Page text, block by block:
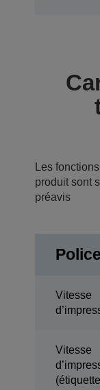
Les
produit sont
préavis
Vitesse
Vitesse